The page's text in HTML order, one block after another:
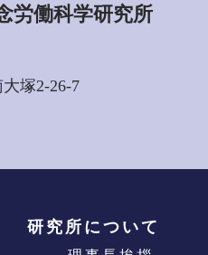
労働科学研究所
塚2-26-7
研究所について